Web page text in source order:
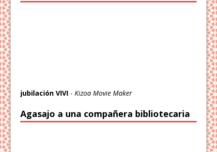
jubilación VIVI - Kizoa Movie Maker
Agasajo a una compañera bibliotecaria